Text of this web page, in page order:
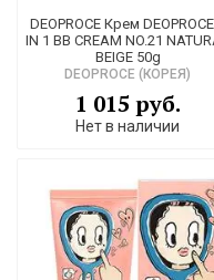
DEOPROCE Крем
IN 1 BB CREAM NO.21
BEIGE 50g
DEOPROCE (КОРЕЯ)
1 015 руб.
Нет в наличии